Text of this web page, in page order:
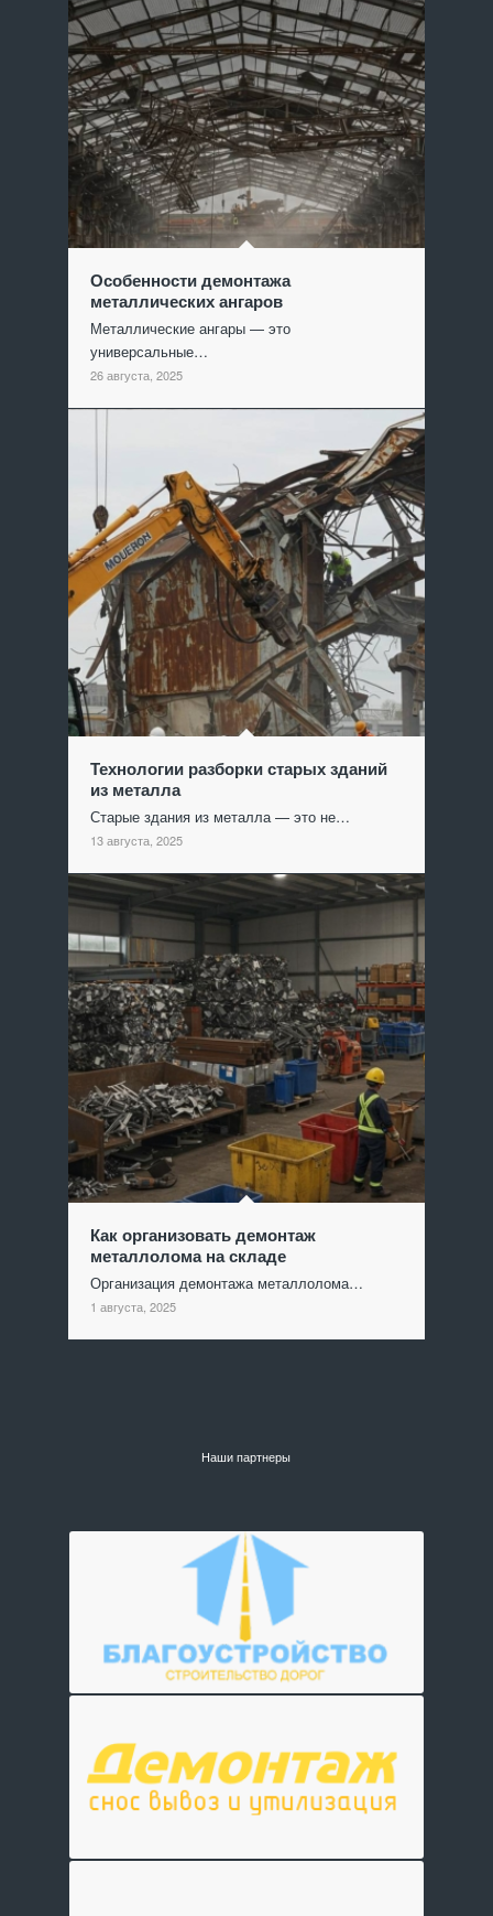
Особенности демонтажа
металлических ангаров
Металлические ангары — это
универсальные…
26 августа, 2025
Технологии разборки старых зданий
из металла
Старые здания из металла — это не…
13 августа, 2025
Как организовать демонтаж
металлолома на складе
Организация демонтажа металлолома…
1 августа, 2025
Наши партнеры